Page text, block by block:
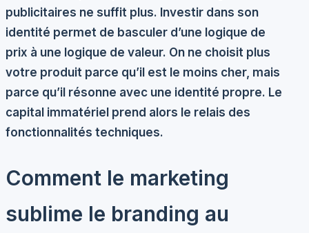
publicitaires ne suffit plus. Investir dans son
identité permet de basculer d’une logique de
prix à une logique de valeur. On ne choisit plus
votre produit parce qu’il est le moins cher, mais
parce qu’il résonne avec une identité propre. Le
capital immatériel prend alors le relais des
fonctionnalités techniques.
Comment le marketing
sublime le branding au